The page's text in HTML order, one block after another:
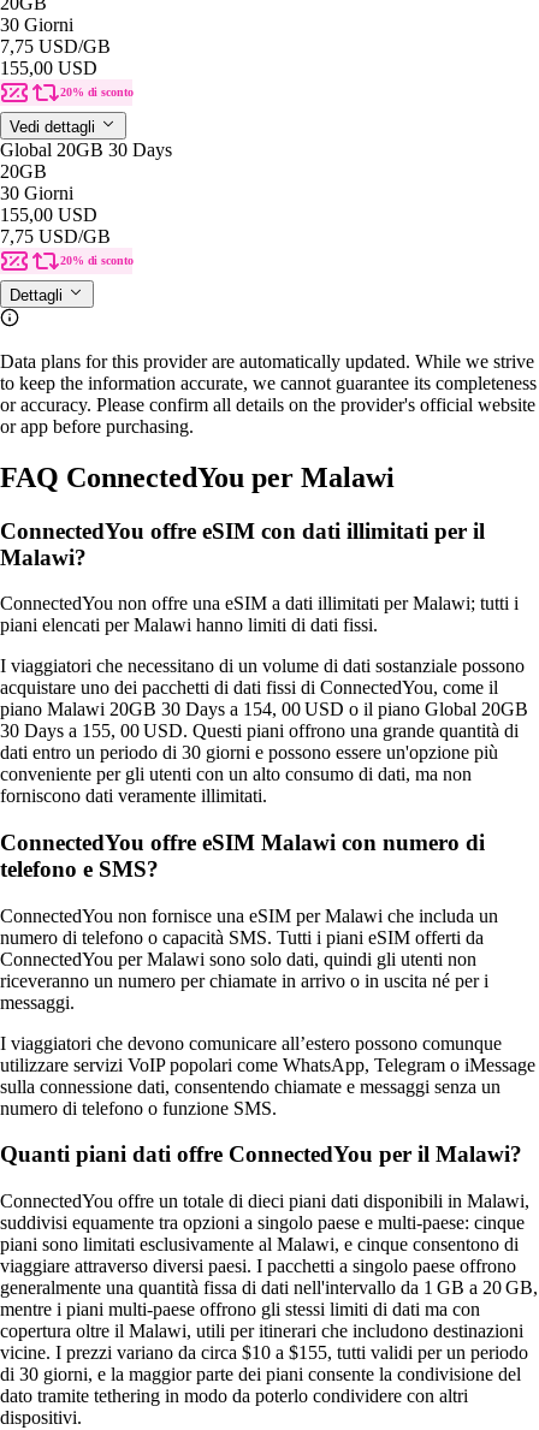
30 Giorni
7,75 USD/GB
155,00 USD
20% di sconto
Vedi dettagli
Global 20GB 30 Days
20GB
30 Giorni
155,00 USD
7,75 USD/GB
20% di sconto
Dettagli
Data plans for this provider are automatically updated. While we strive
to keep the information accurate, we cannot guarantee its completeness
or accuracy. Please confirm all details on the provider's official website
or app before purchasing.
FAQ ConnectedYou per Malawi
ConnectedYou offre eSIM con dati illimitati per il
Malawi?
ConnectedYou non offre una eSIM a dati illimitati per Malawi; tutti i
piani elencati per Malawi hanno limiti di dati fissi.
I viaggiatori che necessitano di un volume di dati sostanziale possono
acquistare uno dei pacchetti di dati fissi di ConnectedYou, come il
piano Malawi 20GB 30 Days a 154, 00 USD o il piano Global 20GB
30 Days a 155, 00 USD. Questi piani offrono una grande quantità di
dati entro un periodo di 30 giorni e possono essere un'opzione più
conveniente per gli utenti con un alto consumo di dati, ma non
forniscono dati veramente illimitati.
ConnectedYou offre eSIM Malawi con numero di
telefono e SMS?
ConnectedYou non fornisce una eSIM per Malawi che includa un
numero di telefono o capacità SMS. Tutti i piani eSIM offerti da
ConnectedYou per Malawi sono solo dati, quindi gli utenti non
riceveranno un numero per chiamate in arrivo o in uscita né per i
messaggi.
I viaggiatori che devono comunicare all’estero possono comunque
utilizzare servizi VoIP popolari come WhatsApp, Telegram o iMessage
sulla connessione dati, consentendo chiamate e messaggi senza un
numero di telefono o funzione SMS.
Quanti piani dati offre ConnectedYou per il Malawi?
ConnectedYou offre un totale di dieci piani dati disponibili in Malawi,
suddivisi equamente tra opzioni a singolo paese e multi-paese: cinque
piani sono limitati esclusivamente al Malawi, e cinque consentono di
viaggiare attraverso diversi paesi. I pacchetti a singolo paese offrono
generalmente una quantità fissa di dati nell'intervallo da 1 GB a 20 GB,
mentre i piani multi-paese offrono gli stessi limiti di dati ma con
copertura oltre il Malawi, utili per itinerari che includono destinazioni
vicine. I prezzi variano da circa $10 a $155, tutti validi per un periodo
di 30 giorni, e la maggior parte dei piani consente la condivisione del
dato tramite tethering in modo da poterlo condividere con altri
dispositivi.